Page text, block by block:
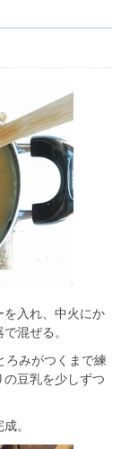
を入れ、中火にか
混ぜる。
ろみがつくまで練
の豆乳を少しずつ
。